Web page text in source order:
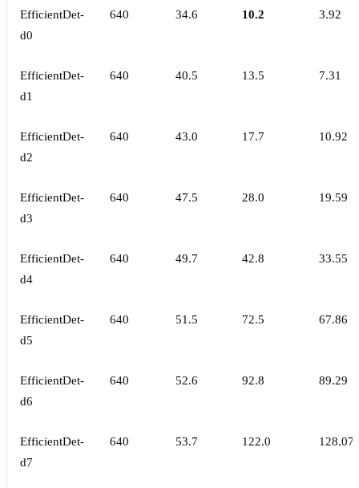
EfficientDet-
d0
640 34.6 10.2 3.92
EfficientDet-
d1
640 40.5 13.5 7.31
EfficientDet-
d2
640 43.0 17.7 10.92
EfficientDet-
d3
640 47.5 28.0 19.59
EfficientDet-
d4
640 49.7 42.8 33.55
EfficientDet-
d5
640 51.5 72.5 67.86
EfficientDet-
d6
640 52.6 92.8 89.29
EfficientDet-
d7
640 53.7 122.0 128.07